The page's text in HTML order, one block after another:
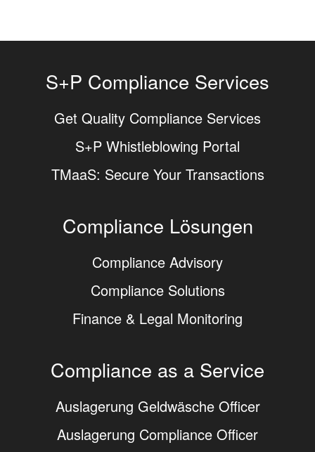
S+P Compliance Services
Get Quality Compliance Services
S+P Whistleblowing Portal
TMaaS: Secure Your Transactions
Compliance Lösungen
Compliance Advisory
Compliance Solutions
Finance & Legal Monitoring
Compliance as a Service
Auslagerung Geldwäsche Officer
Auslagerung Compliance Officer